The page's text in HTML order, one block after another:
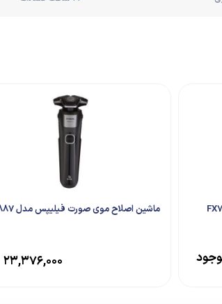
ماشین اصلاح موی صورت فیلیپس مدل S5887
۲۳,۳۷۶,۰۰۰